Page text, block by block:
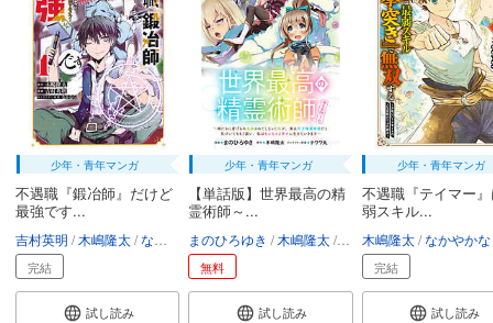
少年・青年マンガ
不遇職『鍛冶師』だけど
最強です...
吉村英明 木嶋隆太 なかむら
完結
試し読み
少年・青年マンガ
【単話版】世界最高の精
霊術師～...
まのひろゆき 木嶋隆太 チワワ丸
無料
試し読み
少年・青年マンガ
不遇職『テイマー
弱スキル...
木嶋隆太 なかやかな
完結
試し読み